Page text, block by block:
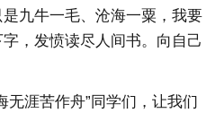
九牛一毛、沧海一粟，我要
，发愤读尽人间书。向自己
无涯苦作舟”同学们，让我们